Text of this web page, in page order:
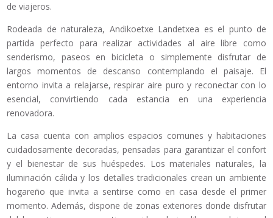
de viajeros.
Rodeada de naturaleza, Andikoetxe Landetxea es el punto de
partida perfecto para realizar actividades al aire libre como
senderismo, paseos en bicicleta o simplemente disfrutar de
largos momentos de descanso contemplando el paisaje. El
entorno invita a relajarse, respirar aire puro y reconectar con lo
esencial, convirtiendo cada estancia en una experiencia
renovadora.
La casa cuenta con amplios espacios comunes y habitaciones
cuidadosamente decoradas, pensadas para garantizar el confort
y el bienestar de sus huéspedes. Los materiales naturales, la
iluminación cálida y los detalles tradicionales crean un ambiente
hogareño que invita a sentirse como en casa desde el primer
momento. Además, dispone de zonas exteriores donde disfrutar